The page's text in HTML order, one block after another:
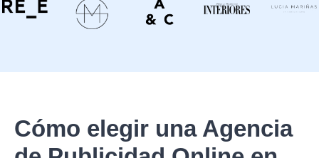
Cómo elegir una Agencia